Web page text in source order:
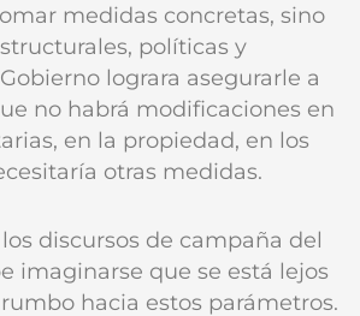
medidas concretas, sino
políticas y
lograra asegurarle a
no habrá modificaciones en
en la propiedad, en los
otras medidas.
discursos de campaña del
imaginarse que se está lejos
hacia estos parámetros.